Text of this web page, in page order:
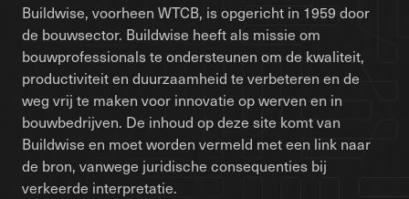
Buildwise, voorheen WTCB, is opgericht in 1959 door
de bouwsector. Buildwise heeft als missie om
bouwprofessionals te ondersteunen om de kwaliteit,
productiviteit en duurzaamheid te verbeteren en de
weg vrij te maken voor innovatie op werven en in
bouwbedrijven. De inhoud op deze site komt van
Buildwise en moet worden vermeld met een link naar
de bron, vanwege juridische consequenties bij
verkeerde interpretatie.